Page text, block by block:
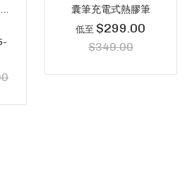
囊筆充電式熱膠筆
低至 $299.00
$349.00